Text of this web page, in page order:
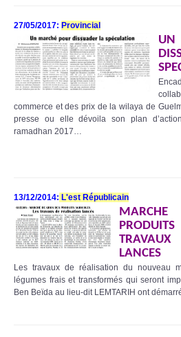
27/05/2017: Provincial
commerce et des prix de la wilaya de
presse ou elle dévoila son plan
ramadhan 2017…
13/12/2014: L'est Républicain
LANCES
Les travaux de réalisation du nouveau
légumes frais et transformés qui seront
Ben Beïda au lieu-dit LEMTARIH ont